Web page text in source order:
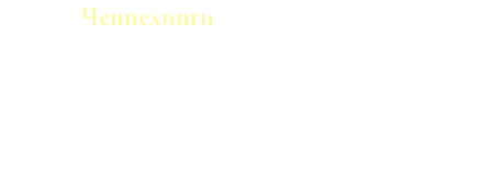
Ченнелинги